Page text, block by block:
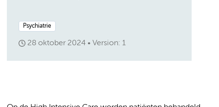
Psychiatrie
28 oktober 2024 Version: 1